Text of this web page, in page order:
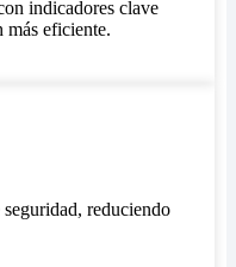
indicadores clave
más eficiente.
reduciendo